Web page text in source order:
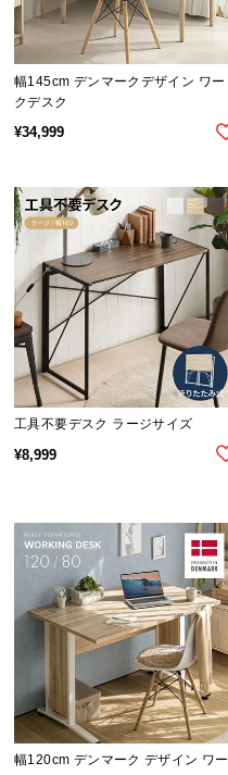
幅145cm デンマークデザイン ワー
クデスク
¥34,999
工具不要デスク ラージサイズ
¥8,999
幅120cm デンマーク デザイン ワー